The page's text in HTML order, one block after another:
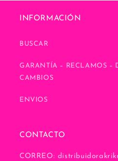
INFORMACIÓN
BUSCAR
GARANTÍA – RECLAMOS –
CAMBIOS
ENVIOS
CONTACTO
CORREO: